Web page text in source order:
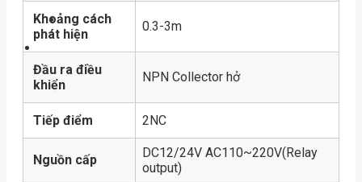
Khoảng cách
phát hiện
0.3-3m
Đầu ra điều
khiển
NPN Collector hở
Tiếp điểm 2NC
Nguồn cấp
DC12/24V AC110~220V(Relay
output)